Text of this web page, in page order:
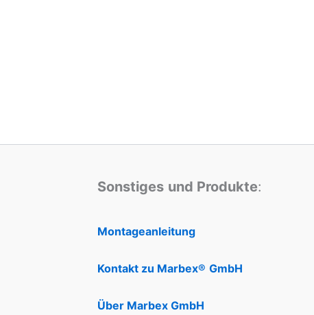
Sonstiges und Produkte:
Montageanleitung
Kontakt zu Marbex® GmbH
Über Marbex GmbH